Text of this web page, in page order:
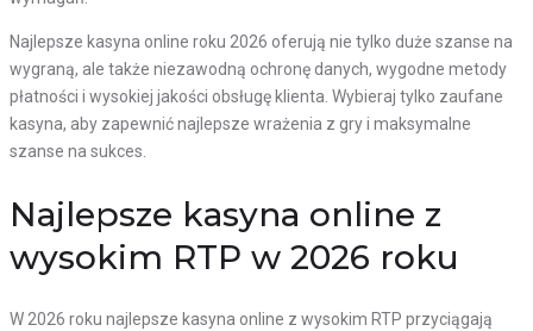
Najlepsze kasyna online roku 2026 oferują nie tylko duże szanse na
wygraną, ale także niezawodną ochronę danych, wygodne metody
płatności i wysokiej jakości obsługę klienta. Wybieraj tylko zaufane
kasyna, aby zapewnić najlepsze wrażenia z gry i maksymalne
szanse na sukces.
Najlepsze kasyna online z
wysokim RTP w 2026 roku
W 2026 roku najlepsze kasyna online z wysokim RTP przyciągają